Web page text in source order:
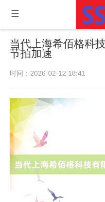
当代上海希佰格科
节拍加速
时间：2026-02-12 18:41